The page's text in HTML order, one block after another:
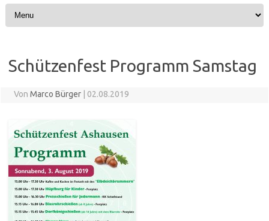
Skip to content
Schützenfest Programm Samstag
Von Marco Bürger 02.08.2019